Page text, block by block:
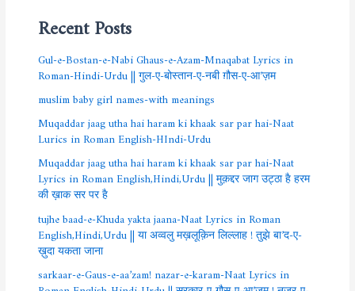
Recent Posts
Gul-e-Bostan-e-Nabi Ghaus-e-Azam-Mnaqabat Lyrics in
Roman-Hindi-Urdu || गुल-ए-बोस्तान-ए-नबी ग़ौस-ए-आ’ज़म
muslim baby girl names-with meanings
Muqaddar jaag utha hai haram ki khaak sar par hai-Naat
Lurics in Roman English-HIndi-Urdu
Muqaddar jaag utha hai haram ki khaak sar par hai-Naat
Lyrics in Roman English,Hindi,Urdu || मुक़द्दर जाग उट्ठा है हरम
की ख़ाक सर पर है
tujhe baad-e-Khuda yakta jaana-Naat Lyrics in Roman
English,Hindi,Urdu || या अव्वलु मख़लूक़िन लिल्लाह ! तुझे बा’द-ए-
ख़ुदा यकता जाना
sarkaar-e-Gaus-e-aa’zam! nazar-e-karam-Naat Lyrics in